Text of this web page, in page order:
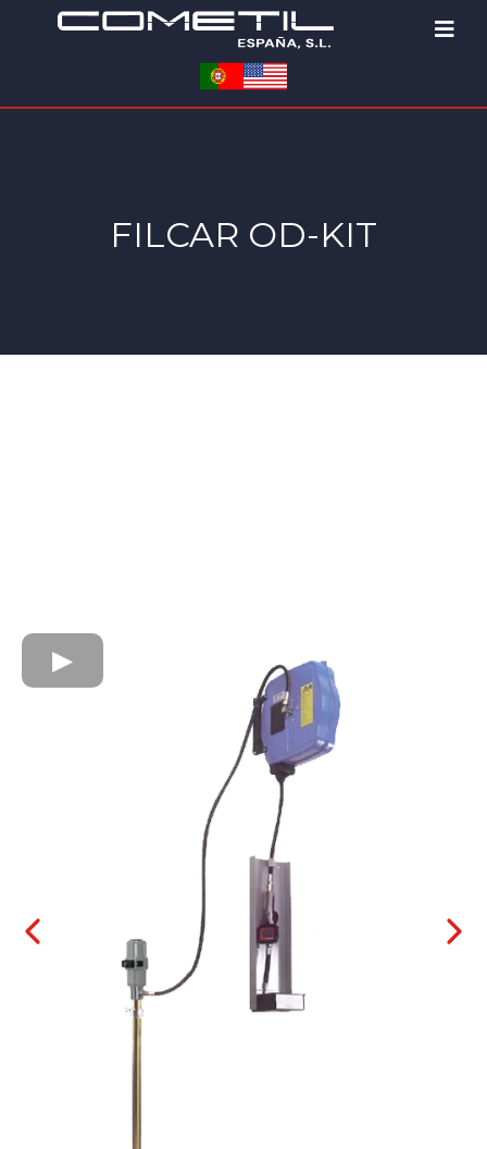
FILCAR OD-KIT